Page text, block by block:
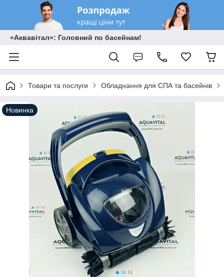
«Аквавітал»: Головний по басейнам!
Товари та послуги Обладнання для СПА та басейнів
Новинка